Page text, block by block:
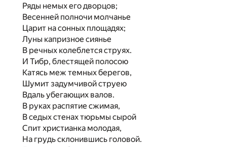
Ряды немых его дворцов;
Весенней полночи молчанье
Царит на сонных площадях;
Луны капризное сиянье
В речных колеблется струях.
И Тибр, блестящей полосою
Катясь меж темных берегов,
Шумит задумчивой струею
Вдаль убегающих валов.
В руках распятие сжимая,
В седых стенах тюрьмы сырой
Спит христианка молодая,
На грудь склонившись головой.